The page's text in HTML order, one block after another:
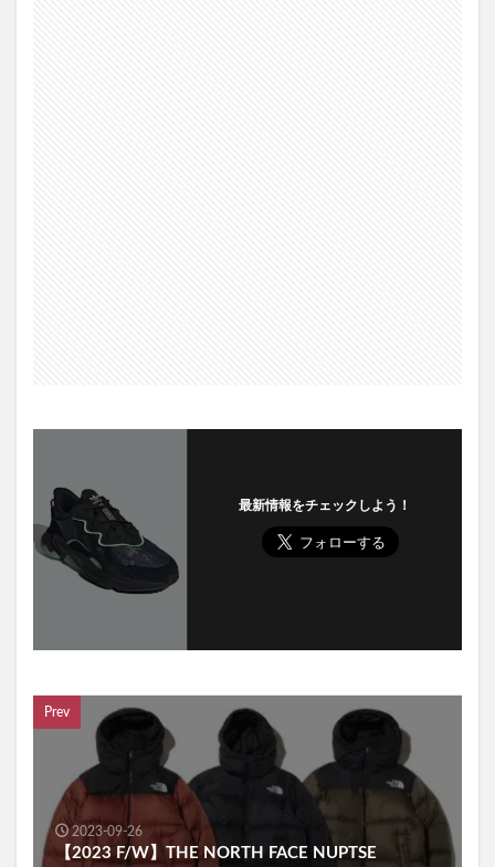
最新情報をチェックしよう！
Prev
2023-09-26
【2023 F/W】THE NORTH FACE NUPTSE